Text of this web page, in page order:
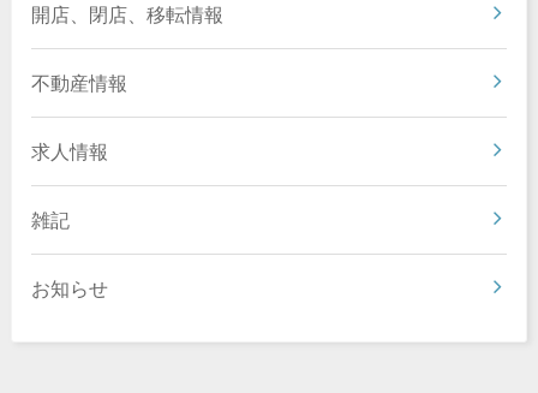
開店、閉店、移転情報
不動産情報
求人情報
雑記
お知らせ